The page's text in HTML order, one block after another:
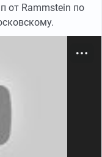
от Rammstein по